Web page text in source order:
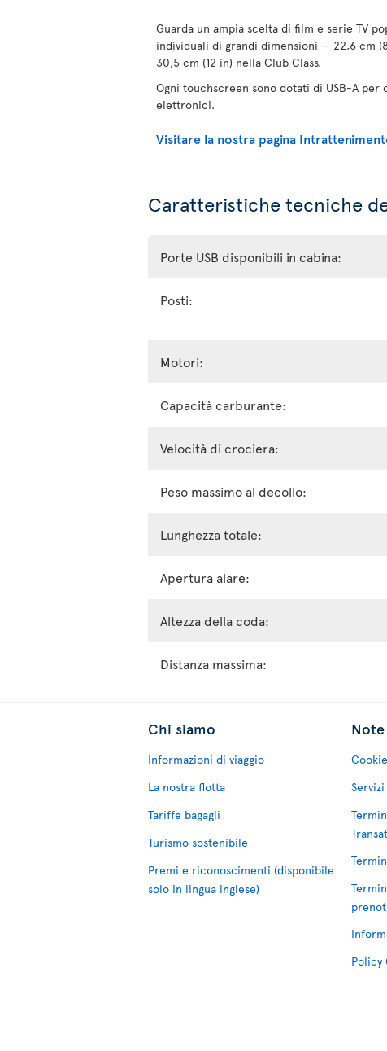
Guarda un ampia scelta di film e serie TV
individuali di grandi dimensioni — 22,6 cm
30,5 cm (12 in) nella Club Class.
Ogni touchscreen sono dotati di USB-A
elettronici.
Visitare la nostra pagina
Caratteristiche tecniche
Porte USB disponibili in cabina:
Posti:
Motori:
Capacità carburante:
Velocità di crociera:
Peso massimo al decollo:
Lunghezza totale:
Apertura alare:
Altezza della coda:
Distanza massima:
Chi siamo
Informazioni di viaggio
La nostra flotta
Tariffe bagagli
Turismo sostenibile
Premi e riconoscimenti (disponibile
solo in lingua inglese)
Cookie
Transat
Policy